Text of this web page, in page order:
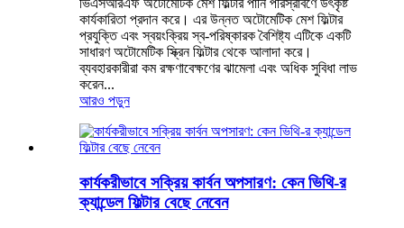
ভিএসআরএফ অটোমেটিক মেশ ফিল্টার পানি পরিস্রাবণে উৎকৃষ্ট
কার্যকারিতা প্রদান করে। এর উন্নত অটোমেটিক মেশ ফিল্টার
প্রযুক্তি এবং স্বয়ংক্রিয় স্ব-পরিষ্কারক বৈশিষ্ট্য এটিকে একটি
সাধারণ অটোমেটিক স্ক্রিন ফিল্টার থেকে আলাদা করে।
ব্যবহারকারীরা কম রক্ষণাবেক্ষণের ঝামেলা এবং অধিক সুবিধা লাভ
করেন...
আরও পড়ুন
কার্যকরীভাবে সক্রিয় কার্বন অপসারণ: কেন ভিথি-র
ক্যান্ডেল ফিল্টার বেছে নেবেন